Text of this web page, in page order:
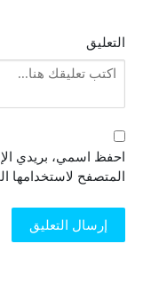
التعليق
احفظ اسمي، بريدي
المتصفح لاستخدامها